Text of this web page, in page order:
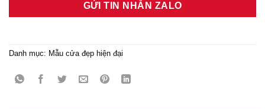
GỬI TIN NHẮN ZALO
Danh mục: Mẫu cửa đẹp hiện đại